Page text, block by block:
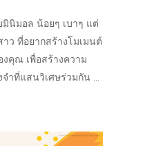
นิมอล น้อยๆ เบาๆ แต่
ว ที่อยากสร้างโมเมนต์
คุณ เพื่อสร้างความ
จำที่แสนวิเศษร่วมกัน